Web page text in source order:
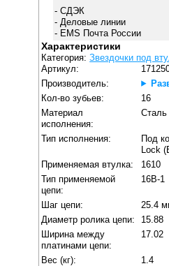
- СДЭК
- Деловые линии
- EMS Почта России
Характеристики
Категория:Звездочки под
Артикул:
Производитель:
Кол-во зубьев:
16
Материал
исполнения:
Сталь
Тип исполнения:
Под
Lock
Применяемая втулка:
1610
Тип применяемой
цепи:
16B-1
Шаг цепи:
25.4
Диаметр ролика цепи:
15.88
Ширина между
платинами цепи:
17.02
Вес (кг): 1.4